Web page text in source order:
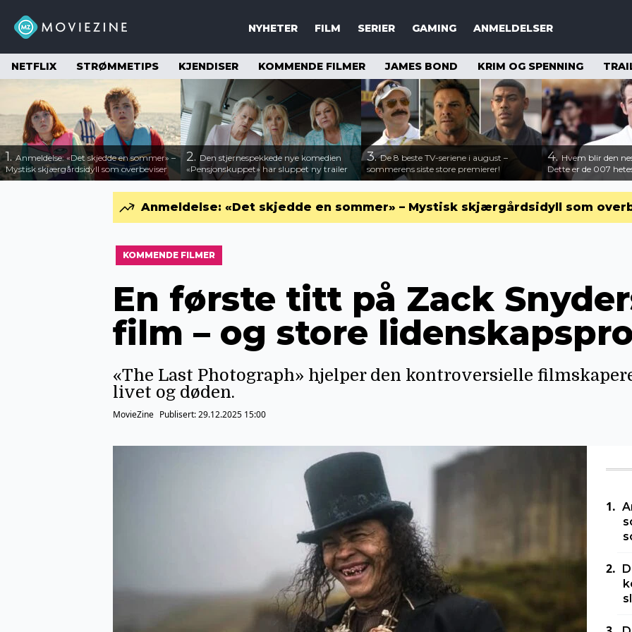
NYHETER FILM SERIER GAMING ANMELDELSER
NETFLIX STRØMMETIPS KJENDISER KOMMENDE FILMER JAMES BOND KRIM OG SPENNING
1.Anmeldelse: «Det skjedde en sommer» –
Mystisk skjærgårdsidyll som overbeviser
2. Den stjernespekkede nye komedien
«Pensjonskuppet» har sluppet ny trailer
3.De 8 beste TV-seriene i august –
sommerens siste store premierer!
4.Hvem blir den
Dette er de 007
Anmeldelse: «Det skjedde en sommer» – Mystisk skjærgårdsidyll som
KOMMENDE FILMER
En første titt på Zack
film – og store
«The Last Photograph» hjelper den kontroversielle
livet og døden.
MovieZine Publisert:29.12.2025 15:00